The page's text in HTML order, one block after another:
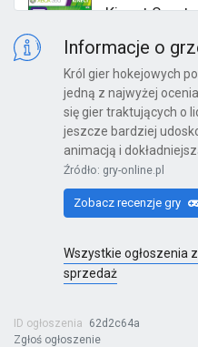
Kinect
Kinect
X360
Far Cry 6:
PS4
Informacje o
Król gier hokejowych
jedną z najwyżej
się gier traktujących o
jeszcze bardziej
animacją i
Źródło: gry-online.pl
Zobacz recenzje gry
Wszystkie ogłoszenia
sprzedaż
ID ogłoszenia
62d2c64a
Zgłoś ogłoszenie